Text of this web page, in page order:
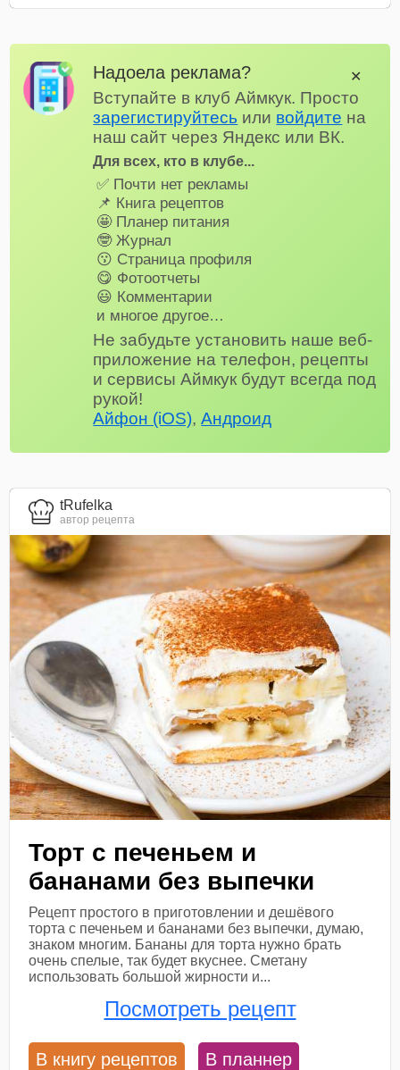
Надоела реклама?
Вступайте в клуб Аймкук. Просто
зарегистируйтесь или войдите на
наш сайт через Яндекс или ВК.
Для всех, кто в клубе...
✅ Почти нет рекламы
📌 Книга рецептов
🤩 Планер питания
🤓 Журнал
😗 Страница профиля
😋 Фотоотчеты
😃 Комментарии
и многое другое…
Не забудьте установить наше веб-
приложение на телефон, рецепты
и сервисы Аймкук будут всегда под
рукой!
Айфон (iOS),Андроид
✕
tRufelka
автор рецепта
Торт с печеньем и
бананами без выпечки
Рецепт простого в приготовлении и дешёвого
торта с печеньем и бананами без выпечки, думаю,
знаком многим. Бананы для торта нужно брать
очень спелые, так будет вкуснее. Сметану
использовать большой жирности и...
Посмотреть рецепт
В книгу рецептов В планнер